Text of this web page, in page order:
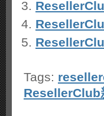
Tags:
ResellerClub